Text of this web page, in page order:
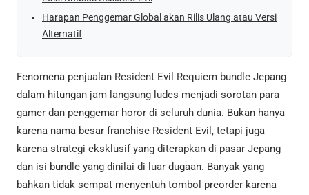
Harapan Penggemar Global akan Rilis Ulang atau Versi
Alternatif
Fenomena penjualan Resident Evil Requiem bundle Jepang
dalam hitungan jam langsung ludes menjadi sorotan para
gamer dan penggemar horor di seluruh dunia. Bukan hanya
karena nama besar franchise Resident Evil, tetapi juga
karena strategi eksklusif yang diterapkan di pasar Jepang
dan isi bundle yang dinilai di luar dugaan. Banyak yang
bahkan tidak sempat menyentuh tombol preorder karena